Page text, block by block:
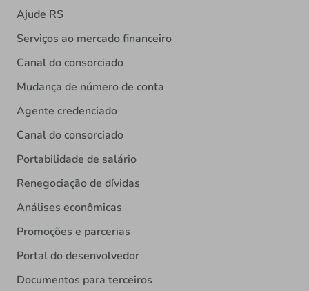
Ajude RS
Serviços ao mercado financeiro
Canal do consorciado
Mudança de número de conta
Agente credenciado
Canal do consorciado
Portabilidade de salário
Renegociação de dívidas
Análises econômicas
Promoções e parcerias
Portal do desenvolvedor
Documentos para terceiros